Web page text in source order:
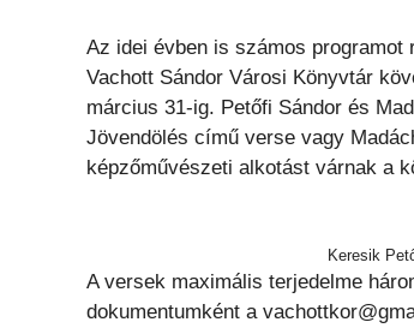
Az idei évben is számos programot
Vachott Sándor Városi Könyvtár
március 31-ig. Petőfi Sándor és
Jövendölés című verse vagy
képzőművészeti alkotást várnak a
Keresik
A versek maximális terjedelme
dokumentumként a